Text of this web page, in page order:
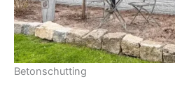
Betonschutting